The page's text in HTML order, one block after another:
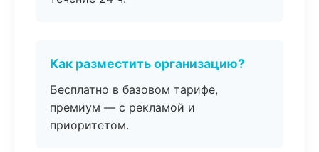
Как разместить организацию?
Бесплатно в базовом тарифе,
премиум — с рекламой и
приоритетом.